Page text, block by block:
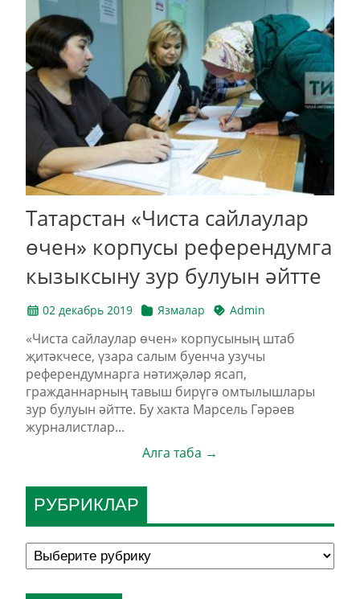
Татарстан «Чиста сайлаулар
өчен» корпусы референдумга
кызыксыну зур булуын әйтте
02 декабрь 2019 Язмалар Admin
«Чиста сайлаулар өчен» корпусының штаб
җитәкчесе, үзара салым буенча узучы
референдумнарга нәтиҗәләр ясап,
гражданнарның тавыш бирүгә омтылышлары
зур булуын әйтте. Бу хакта Марсель Гәрәев
журналистлар...
Алга таба →
РУБРИКЛАР